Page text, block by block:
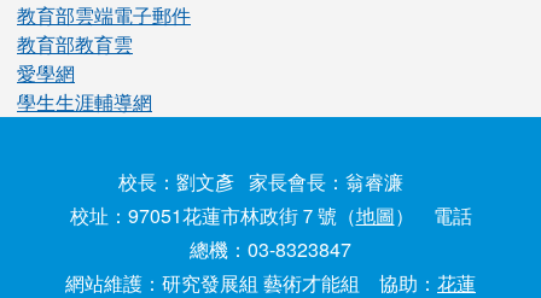
教育部雲端電子郵件
教育部教育雲
愛學網
學生生涯輔導網
校長：劉文彥 家長會長：翁睿濂
校址：97051花蓮市林政街７號（地圖） 電話
總機：03-8323847
網站維護：研究發展組 藝術才能組 協助： 花蓮